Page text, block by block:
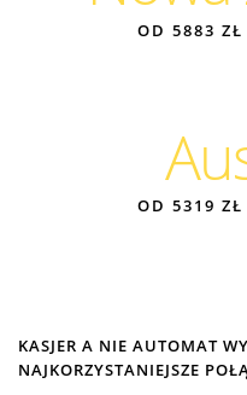
OD 5883 ZŁ
OD 5319 ZŁ
KASJER A NIE AUTOMAT
NAJKORZYSTANIEJSZE